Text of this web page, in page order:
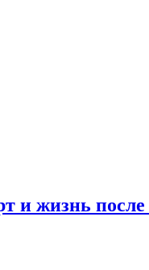
жизнь